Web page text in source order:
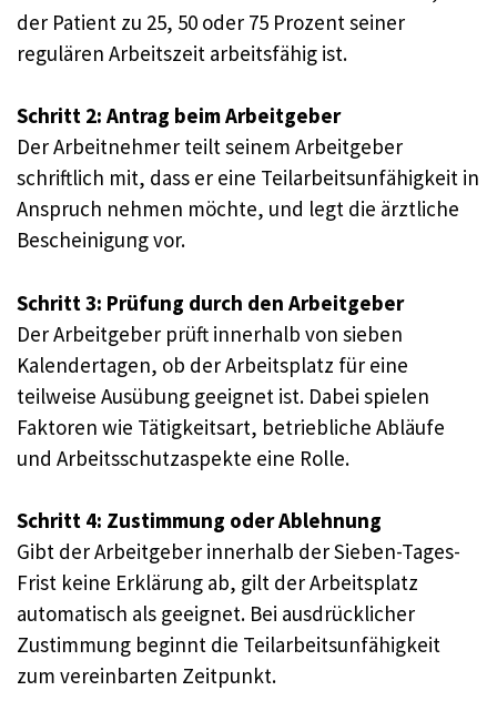
der Patient zu 25, 50 oder 75 Prozent seiner
regulären Arbeitszeit arbeitsfähig ist.
Schritt 2: Antrag beim Arbeitgeber
Der Arbeitnehmer teilt seinem Arbeitgeber
schriftlich mit, dass er eine Teilarbeitsunfähigkeit in
Anspruch nehmen möchte, und legt die ärztliche
Bescheinigung vor.
Schritt 3: Prüfung durch den Arbeitgeber
Der Arbeitgeber prüft innerhalb von sieben
Kalendertagen, ob der Arbeitsplatz für eine
teilweise Ausübung geeignet ist. Dabei spielen
Faktoren wie Tätigkeitsart, betriebliche Abläufe
und Arbeitsschutzaspekte eine Rolle.
Schritt 4: Zustimmung oder Ablehnung
Gibt der Arbeitgeber innerhalb der Sieben-Tages-
Frist keine Erklärung ab, gilt der Arbeitsplatz
automatisch als geeignet. Bei ausdrücklicher
Zustimmung beginnt die Teilarbeitsunfähigkeit
zum vereinbarten Zeitpunkt.